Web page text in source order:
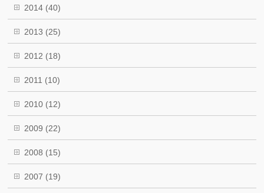
2014 (40)
2013 (25)
2012 (18)
2011 (10)
2010 (12)
2009 (22)
2008 (15)
2007 (19)